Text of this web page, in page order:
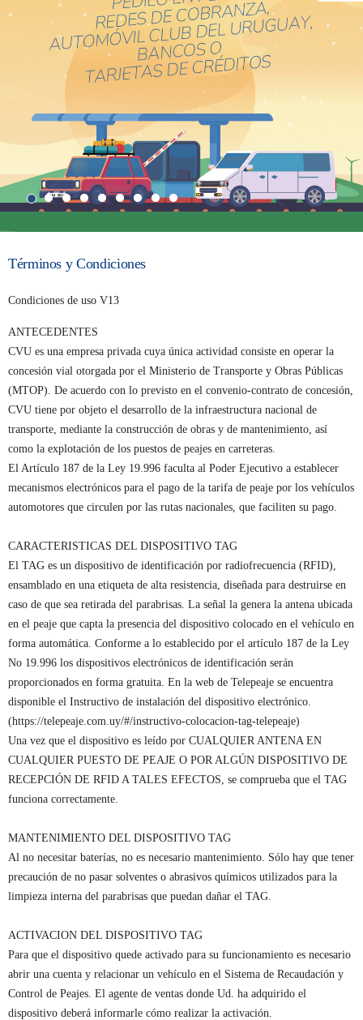
Términos y Condiciones
Condiciones de uso V13
ANTECEDENTES
CVU es una empresa privada cuya única actividad consiste en operar la
concesión vial otorgada por el Ministerio de Transporte y Obras Públicas
(MTOP). De acuerdo con lo previsto en el convenio-contrato de concesión,
CVU tiene por objeto el desarrollo de la infraestructura nacional de
transporte, mediante la construcción de obras y de mantenimiento, así
como la explotación de los puestos de peajes en carreteras.
El Artículo 187 de la Ley 19.996 faculta al Poder Ejecutivo a establecer
mecanismos electrónicos para el pago de la tarifa de peaje por los vehículos
automotores que circulen por las rutas nacionales, que faciliten su pago.
CARACTERISTICAS DEL DISPOSITIVO TAG
El TAG es un dispositivo de identificación por radiofrecuencia (RFID),
ensamblado en una etiqueta de alta resistencia, diseñada para destruirse en
caso de que sea retirada del parabrisas. La señal la genera la antena ubicada
en el peaje que capta la presencia del dispositivo colocado en el vehículo en
forma automática. Conforme a lo establecido por el artículo 187 de la Ley
No 19.996 los dispositivos electrónicos de identificación serán
proporcionados en forma gratuita. En la web de Telepeaje se encuentra
disponible el Instructivo de instalación del dispositivo electrónico.
(https://telepeaje.com.uy/#/instructivo-colocacion-tag-telepeaje)
Una vez que el dispositivo es leído por CUALQUIER ANTENA EN
CUALQUIER PUESTO DE PEAJE O POR ALGÚN DISPOSITIVO DE
RECEPCIÓN DE RFID A TALES EFECTOS, se comprueba que el TAG
funciona correctamente.
MANTENIMIENTO DEL DISPOSITIVO TAG
Al no necesitar baterías, no es necesario mantenimiento. Sólo hay que tener
precaución de no pasar solventes o abrasivos químicos utilizados para la
limpieza interna del parabrisas que puedan dañar el TAG.
ACTIVACION DEL DISPOSITIVO TAG
Para que el dispositivo quede activado para su funcionamiento es necesario
abrir una cuenta y relacionar un vehículo en el Sistema de Recaudación y
Control de Peajes. El agente de ventas donde Ud. ha adquirido el
dispositivo deberá informarle cómo realizar la activación.